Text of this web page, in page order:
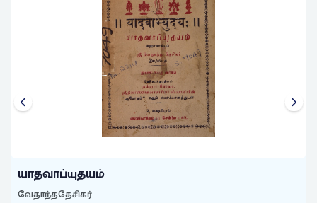
யாதவாப்யுதயம்
வேதாந்ததேசிகர்